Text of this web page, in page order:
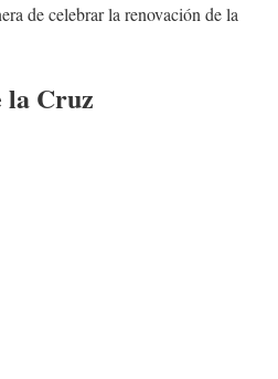
de celebrar la renovación de la
la Cruz